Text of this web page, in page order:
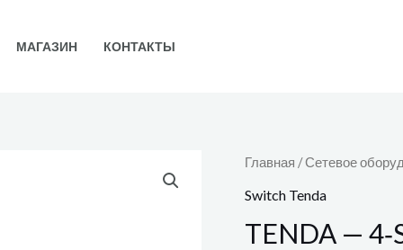
МАГАЗИН КОНТАКТЫ
Главная /Сетевое
Switch Tenda
TENDA —